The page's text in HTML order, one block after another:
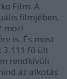
Film. A
filmjében,
mozi
is. És most
3.111 fő ült
rendkívüli
az alkotás